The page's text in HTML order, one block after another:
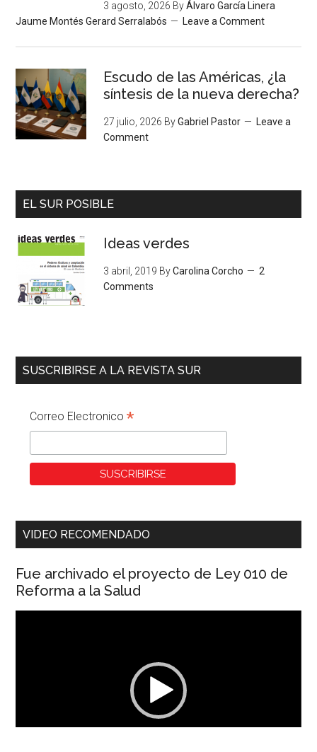
3 agosto, 2026 ByÁlvaro García Linera
Jaume Montés Gerard Serralabós
Leave a Comment
Escudo de las Américas, ¿la
síntesis de la nueva derecha?
27 julio, 2026 ByGabriel Pastor
Leave a
Comment
EL SUR POSIBLE
Ideas verdes
3 abril, 2019 ByCarolina Corcho
2
Comments
SUSCRIBIRSE A LA REVISTA SUR
Correo Electronico*
VIDEO RECOMENDADO
Fue archivado el proyecto de Ley 010 de
Reforma a la Salud